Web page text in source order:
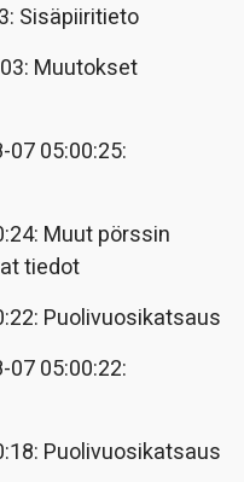
Sisäpiiritieto
Muutokset
07 05:00:25:
Muut pörssin
tiedot
Puolivuosikatsaus
07 05:00:22:
Puolivuosikatsaus